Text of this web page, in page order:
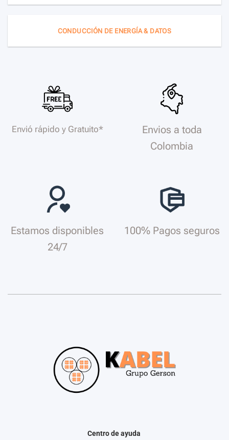
CONDUCCIÓN DE ENERGÍA & DATOS
Envió rápido y Gratuito*
Envios a toda
Colombia
Estamos disponibles
24/7
100% Pagos seguros
Centro de ayuda